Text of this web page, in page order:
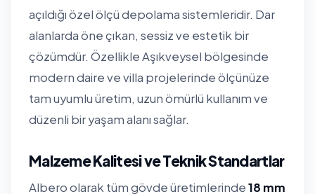
açıldığı özel ölçü depolama sistemleridir. Dar
alanlarda öne çıkan, sessiz ve estetik bir
çözümdür. Özellikle Aşıkveysel bölgesinde
modern daire ve villa projelerinde ölçünüze
tam uyumlu üretim, uzun ömürlü kullanım ve
düzenli bir yaşam alanı sağlar.
Malzeme Kalitesi ve Teknik Standartlar
Albero olarak tüm gövde üretimlerinde18 mm